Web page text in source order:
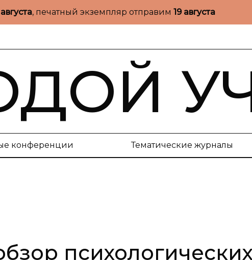
, печатный экземпляр отправим 19 августа
конференции Тематические журналы